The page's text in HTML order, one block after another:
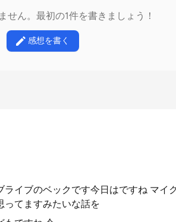
せん。最初の1件を書きましょう！
感想を書く
イブのベックです今日はですね マイ
ってますみたいな話を